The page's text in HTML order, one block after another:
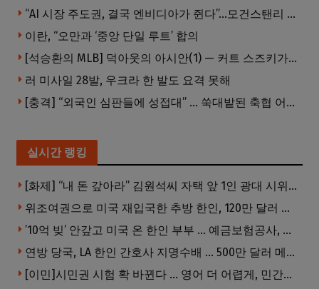
“AI 시장 주도권, 결국 엔비디아가 쥔다”…모건스탠리 장담
이란, “오만과 ‘중앙 단일 루트’ 합의
[석승환의 MLB] 덕아웃의 아시안(1) — 커트 스즈키가 우리에게 묻는 것
러 미사일 28발, 우크라 한 발도 요격 못해
[충격] “외국인 심판들에 성접대” … 쑥대밭된 축협 어디까지 추락하나
실시간 랭킹
[화제] “내 돈 갚아라” 김원석씨 자택 앞 1인 광대 시위 … 한인 투자사, “108만 달러 못받아”
위조여권으로 미국 재입국한 추방 한인, 120만 달러 은행 사기 행각
’10억 빚’ 안갚고 미국 온 한인 부부 … 예금보험공사, 미국서 소송
연방 당국, LA 한인 간호사 지명수배 … 500만 달러 메디캐어 사기, 선고 직전 한국 도주
[이민]시민권 시험 확 바뀐다 … 영어 더 어렵게, 민간시험 도입 추진